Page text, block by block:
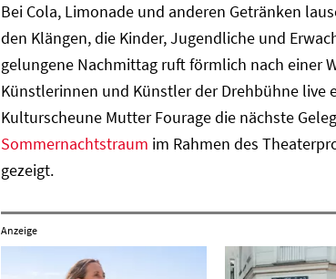
Bei Cola, Limonade und anderen Getränken
den Klängen, die Kinder, Jugendliche und
gelungene Nachmittag ruft förmlich nach einer
Künstlerinnen und Künstler der Drehbühne live
Kulturscheune Mutter Fourage die nächste
Sommernachtstraum im Rahmen des
gezeigt.
Anzeige